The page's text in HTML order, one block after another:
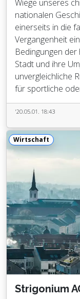
Wiege unseres
nationalen
einerseits in die
Vergangenheit
Bedingungen
Stadt und ihre
unvergleichliche
für sportliche
'20.05.01. 18:43
Wirtschaft
Strigonium